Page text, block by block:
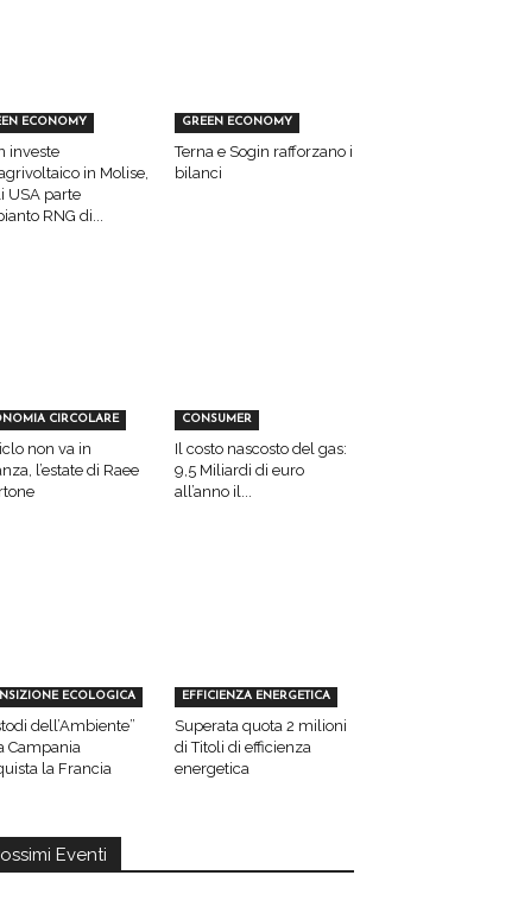
ECONOMY
investe
in Molise,
USA parte
RNG di...
GREEN ECONOMY
Terna e Sogin rafforzano i
bilanci
CIRCOLARE
non va in
l’estate di Raee
CONSUMER
Il costo nascosto del gas:
9,5 Miliardi di euro
all’anno il...
ECOLOGICA
dell’Ambiente”
Campania
la Francia
EFFICIENZA ENERGETICA
Superata quota 2 milioni
di Titoli di efficienza
energetica
Eventi